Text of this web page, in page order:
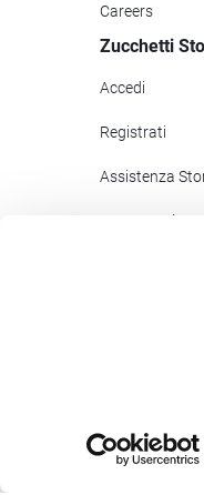
Careers
Zucchetti
Accedi
Registrati
Assistenza
Pagamenti